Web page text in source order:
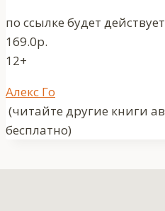
по ссылке будет
169.0р.
12+
Метки
записи:
Алекс Го
(читайте другие книги
бесплатно)